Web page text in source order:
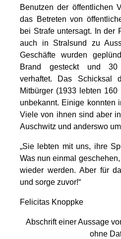
Benutzen der öffentlichen
das Betreten von
bei Strafe untersagt. In der
auch in Stralsund zu
Geschäfte wurden
Brand gesteckt und 30
verhaftet. Das Schicksal
Mitbürger (1933 lebten
unbekannt. Einige konnten
Viele von ihnen sind aber
Auschwitz und anderswo
„Sie lebten mit uns, ihre
Was nun einmal
wieder werden. Aber für
und sorge zuvor!“
Felicitas Knoppke
Abschrift einer Aussage
ohne